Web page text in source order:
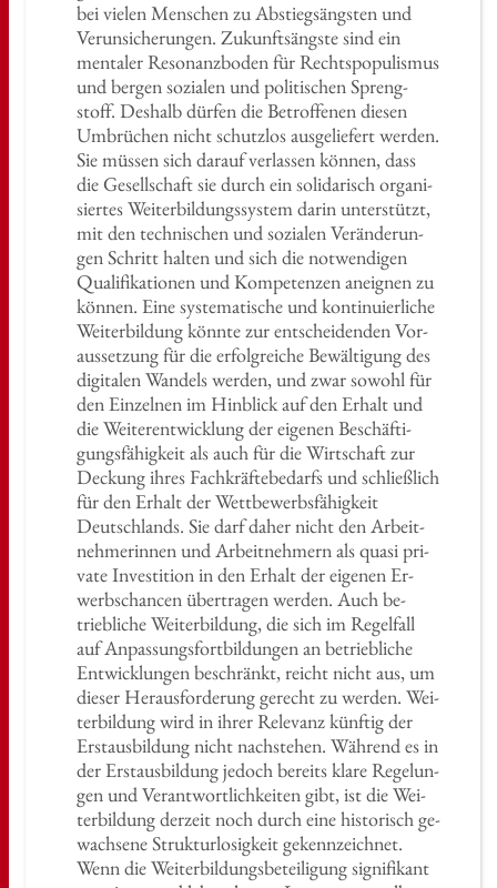
bei vie­len Men­schen zu Ab­stiegs­ängs­ten und
Ver­un­si­che­run­gen. Zu­kunfts­ängs­te sind ein
men­ta­ler Re­so­nanz­bo­den für Rechts­po­pu­lis­mus
und ber­gen so­zia­len und po­li­ti­schen Spreng­
stoff. Des­halb dür­fen die Be­trof­fe­nen die­sen
Um­brü­chen nicht schutz­los aus­ge­lie­fert wer­den.
Sie müs­sen sich dar­auf ver­las­sen kön­nen, dass
die Ge­sell­schaft sie durch ein so­li­da­risch or­ga­ni­
sier­tes Wei­ter­bil­dungs­sys­tem darin un­ter­stützt,
mit den tech­ni­schen und so­zia­len Ver­än­de­run­
gen Schritt hal­ten und sich die not­wen­di­gen
Qua­li­fi­ka­tio­nen und Kom­pe­ten­zen an­eig­nen zu
kön­nen. Eine sys­te­ma­ti­sche und kon­ti­nu­ier­li­che
Wei­ter­bil­dung könn­te zur ent­schei­den­den Vor­
aus­set­zung für die er­folg­rei­che Be­wäl­ti­gung des
di­gi­ta­len Wan­dels wer­den, und zwar so­wohl für
den Ein­zel­nen im Hin­blick auf den Er­halt und
die Wei­ter­ent­wick­lung der ei­ge­nen Be­schäf­ti­
gungs­fä­hig­keit als auch für die Wirt­schaft zur
De­ckung ihres Fach­kräf­te­be­darfs und schließ­lich
für den Er­halt der Wett­be­werbs­fä­hig­keit
Deutsch­lands. Sie darf daher nicht den Ar­beit­
neh­me­rin­nen und Ar­beit­neh­mern als quasi pri­
va­te In­ves­ti­ti­on in den Er­halt der ei­ge­nen Er­
werbs­chan­cen über­tra­gen wer­den. Auch be­
trieb­li­che Wei­ter­bil­dung, die sich im Re­gel­fall
auf An­pas­sungs­fort­bil­dun­gen an be­trieb­li­che
Ent­wick­lun­gen be­schränkt, reicht nicht aus, um
die­ser Her­aus­for­de­rung ge­recht zu wer­den. Wei­
ter­bil­dung wird in ihrer Re­le­vanz künf­tig der
Erst­aus­bil­dung nicht nach­ste­hen. Wäh­rend es in
der Erst­aus­bil­dung je­doch be­reits klare Re­ge­lun­
gen und Ver­ant­wort­lich­kei­ten gibt, ist die Wei­
ter­bil­dung der­zeit noch durch eine his­to­risch ge­
wach­se­ne Struk­tur­lo­sig­keit ge­kenn­zeich­net.
Wenn die Wei­ter­bil­dungs­be­tei­li­gung si­gni­fi­kant